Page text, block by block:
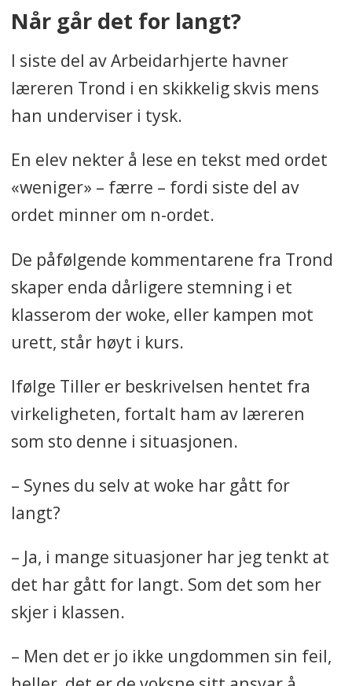
Når går det for langt?
I siste del av Arbeidarhjerte havner
læreren Trond i en skikkelig skvis mens
han underviser i tysk.
En elev nekter å lese en tekst med ordet
«weniger» – færre – fordi siste del av
ordet minner om n-ordet.
De påfølgende kommentarene fra Trond
skaper enda dårligere stemning i et
klasserom der woke, eller kampen mot
urett, står høyt i kurs.
Ifølge Tiller er beskrivelsen hentet fra
virkeligheten, fortalt ham av læreren
som sto denne i situasjonen.
– Synes du selv at woke har gått for
langt?
– Ja, i mange situasjoner har jeg tenkt at
det har gått for langt. Som det som her
skjer i klassen.
– Men det er jo ikke ungdommen sin feil,